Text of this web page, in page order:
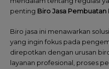
penting Biro Jasa Pembuatan
Biro jasa ini menawarkan
yang ingin fokus pada
direpotkan dengan urusan
layanan profesional, proses